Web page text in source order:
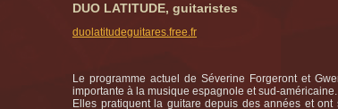
DUO LATITUDE, guitaristes
duolatitudeguitares.free.fr
Le programme actuel de Séverine Forgeront et
importante à la musique espagnole et sud-américaine.
Elles pratiquent la guitare depuis des années et ont